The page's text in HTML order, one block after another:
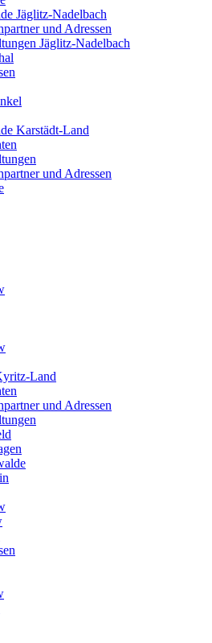
Jäglitz-Nadelbach
und Adressen
Jäglitz-Nadelbach
Karstädt-Land
und Adressen
Land
und Adressen